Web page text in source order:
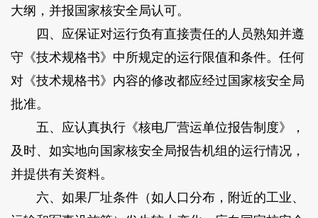
大纲，并报国家核安全局认可。
四、应保证对运行负有直接责任的人员熟知并遵
守《技术规格书》中所规定的运行限值和条件。任何
对《技术规格书》内容的修改都应经过国家核安全局
批准。
五、应认真执行《核电厂营运单位报告制度》，
及时、如实地向国家核安全局报告机组的运行情况，
并提供有关资料。
六、如果厂址条件（如人口分布，附近的工业、